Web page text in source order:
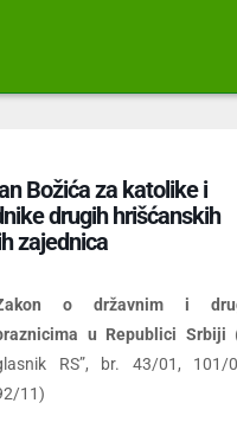
Božića za katolike i
drugih hrišćanskih
zajednica
o državnim i
u Republici Srbiji
RS”, br. 43/01, 101/
11)